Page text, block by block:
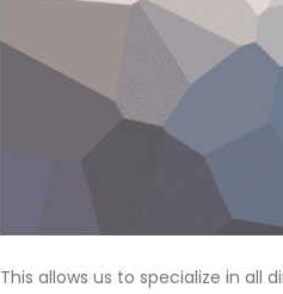
This allows us to specialize in all